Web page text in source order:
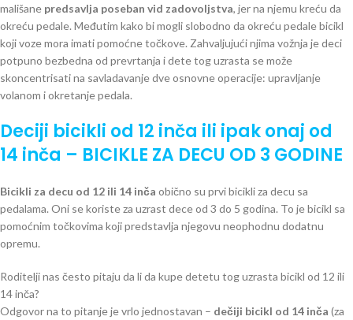
mališane predsavlja poseban vid zadovoljstva, jer na njemu kreću da
okreću pedale. Međutim kako bi mogli slobodno da okreću pedale bicikl
koji voze mora imati pomoćne točkove. Zahvaljujući njima vožnja je deci
potpuno bezbedna od prevrtanja i dete tog uzrasta se može
skoncentrisati na savladavanje dve osnovne operacije: upravljanje
volanom i okretanje pedala.
Deciji bicikli od 12 inča ili ipak onaj od
14 inča – BICIKLE ZA DECU OD 3 GODINE
Bicikli za decu od 12 ili 14 inča obično su prvi bicikli za decu sa
pedalama. Oni se koriste za uzrast dece od 3 do 5 godina. To je bicikl sa
pomoćnim točkovima koji predstavlja njegovu neophodnu dodatnu
opremu.
Roditelji nas često pitaju da li da kupe detetu tog uzrasta bicikl od 12 ili
14 inča?
Odgovor na to pitanje je vrlo jednostavan – dečiji bicikl od 14 inča (za